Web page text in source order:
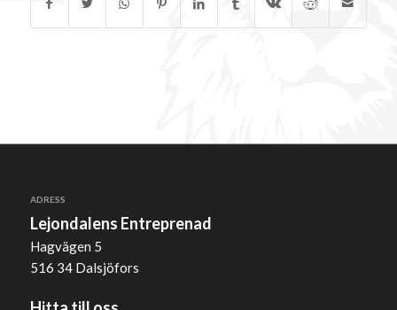
ADRESS
Lejondalens Entreprenad
Hagvägen 5
516 34 Dalsjöfors